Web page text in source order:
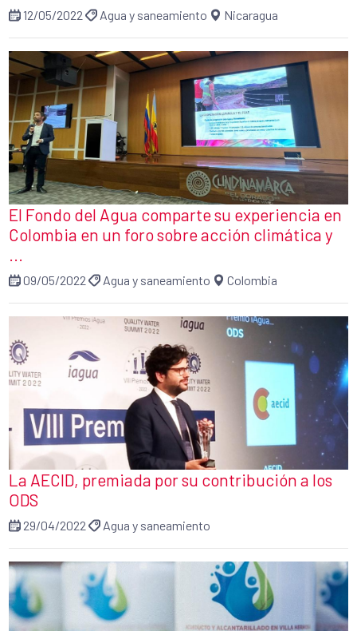
12/05/2022 Agua y saneamiento Nicaragua
El Fondo del Agua comparte su experiencia en
Colombia en un foro sobre acción climática y
...
09/05/2022 Agua y saneamiento Colombia
La AECID, premiada por su contribución a los
ODS
29/04/2022 Agua y saneamiento